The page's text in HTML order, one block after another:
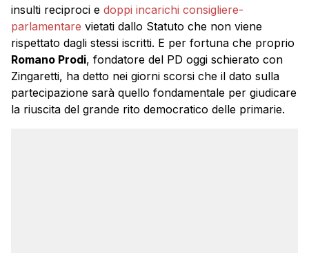
insulti reciproci e doppi incarichi consigliere-
parlamentare vietati dallo Statuto che non viene
rispettato dagli stessi iscritti. E per fortuna che proprio
Romano Prodi, fondatore del PD oggi schierato con
Zingaretti, ha detto nei giorni scorsi che il dato sulla
partecipazione sarà quello fondamentale per giudicare
la riuscita del grande rito democratico delle primarie.